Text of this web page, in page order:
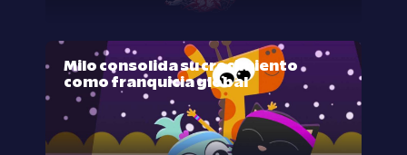
Milo consolida su crecimiento
como franquicia global